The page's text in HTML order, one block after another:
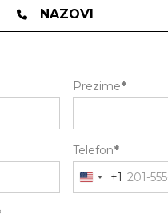
NAZOVI
Prezime*
Telefon*
+1